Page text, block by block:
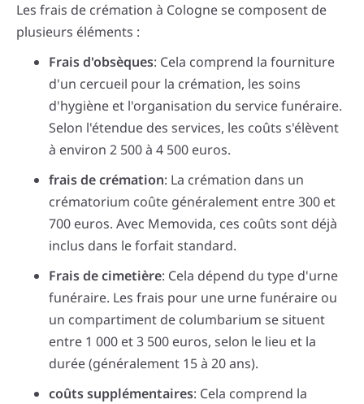
Les frais de crémation à Cologne se composent de
plusieurs éléments :
Frais d'obsèques: Cela comprend la fourniture
d'un cercueil pour la crémation, les soins
d'hygiène et l'organisation du service funéraire.
Selon l'étendue des services, les coûts s'élèvent
à environ 2 500 à 4 500 euros.
frais de crémation: La crémation dans un
crématorium coûte généralement entre 300 et
700 euros. Avec Memovida, ces coûts sont déjà
inclus dans le forfait standard.
Frais de cimetière: Cela dépend du type d'urne
funéraire. Les frais pour une urne funéraire ou
un compartiment de columbarium se situent
entre 1 000 et 3 500 euros, selon le lieu et la
durée (généralement 15 à 20 ans).
coûts supplémentaires: Cela comprend la